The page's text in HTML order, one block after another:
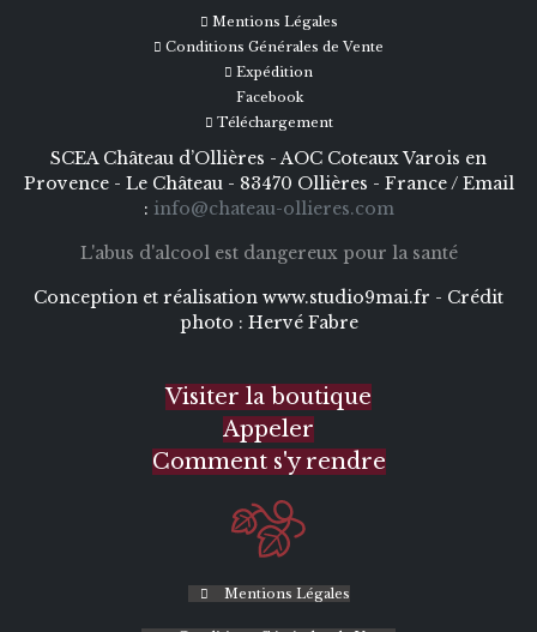
Mentions Légales
Conditions Générales de Vente
Expédition
Facebook
Téléchargement
SCEA Château d’Ollières - AOC Coteaux Varois en
Provence - Le Château - 83470 Ollières - France / Email
: info@chateau-ollieres.com
L'abus d'alcool est dangereux pour la santé
Conception et réalisation www.studio9mai.fr - Crédit
photo : Hervé Fabre
Visiter la boutique
Appeler
Comment s'y rendre
Mentions Légales